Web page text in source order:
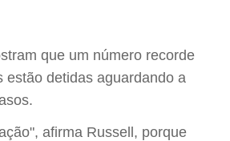
que um número recorde
estão detidas aguardando a
afirma Russell, porque